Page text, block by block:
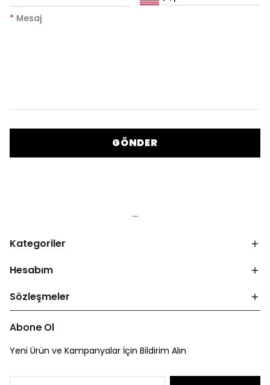
* Mesaj
GÖNDER
Kategoriler
Hesabım
Sözleşmeler
Abone Ol
Yeni Ürün ve Kampanyalar İçin Bildirim Alın